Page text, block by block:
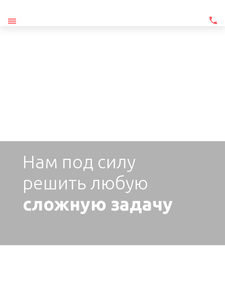
Previous
Нам под силу
решить любую
сложную задачу